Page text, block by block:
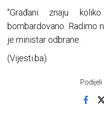
"Građani znaju
bombardovano. Radimo
je ministar odbrane.
(Vijesti.ba)
Podijeli